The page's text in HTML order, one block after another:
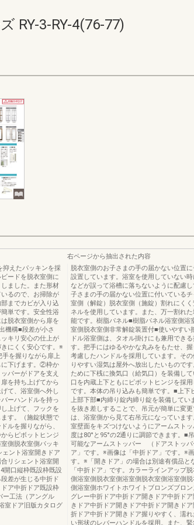
RY-3-RY-4(76-77)
抑えたパッキンを採
ードを脱衣室側に
ました。また形材
るので、お掃除が
までカビが入り込
単です。安全性浴
脱衣室側から扉を
機構■段差が小さ
キリ安心の仕上が
にくく安心です。※
を握りながら扉上
に下げます。②枠か
パーがドアを支え
を持ち上げてから
て、浴室側へ外し
ーハンドルを持っ
上げて、フックを
す。（施錠状態で
ルを握りながら、
らピボットヒンジ
側脱衣室側パッキ
ェント浴室開きドア
リシェント浴室開
開口縦枠既設枠既設
差が生じる中折ド
ア中折ドア既設枠
ー工法（アングル
室ドア旧版カタログ
右ページから抽出された内容
脱衣室側のお子さまの手の届かない位置
設置しています。浴室を使用していない
などが誤って浴槽に落ちないように配慮
子さまの手の届かない位置に付いている
室側（解錠）脱衣室側（施錠）割れにく
ネルを使用しています。また、万一割れ
能です。樹脂パネル■樹脂パネル浴室側浴
室側脱衣室側非常解錠装置付■使いやすい
ドル浴室側は、タオル掛けにも兼用でき
す。把手にはゆるやかな丸みをもたせ、
考慮したハンドルを採用しています。そ
りやすい湿気は屋外へ放出したいもので
ために下桟に換気口（給気口）を装備し
口を内蔵上下ともにピボットヒンジを採
です。本体の吊り込みも簡単です。■上下
上部下部■内締り錠内締り錠を装備してい
を抜き差しすることで、吊元が簡単に変
は、浴室側から見て右吊元になっていま
室壁面をキズつけないようにアームスト
度は80°と95°の2通りに調節できます。■
可能なアームストッパー （ドアストッパ
ア」です。※画像は「中折ドア」です。※
す。※「開きドア」の場合は別途有償品と
「中折ドア」です。カラーラインアップ
側浴室側脱衣室側浴室側脱衣室側浴室側
側浴室側ホワイトホワイトブロンズブロ
グレー中折ドア中折ドア開きドア中折ド
きドア中折ドア開きドア中折ドア開きド
折ドア中折ドア開きドア握りやすく、濡れ
い形状のレバーハンドルを採用。また、